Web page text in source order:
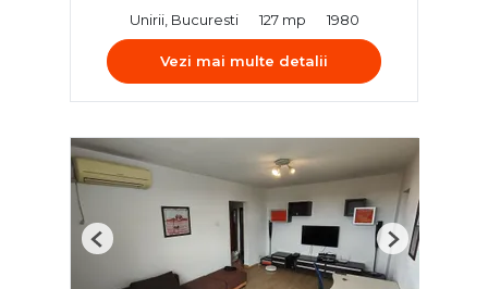
Unirii, Bucuresti
127 mp 1980
Vezi mai multe detalii
Previous Next